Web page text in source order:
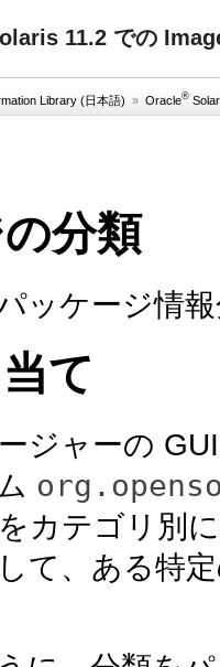
11.2 での
Library (日本語) » Oracle®
分類
ッケージ情
て
ジャーの
カテゴリ別
て、ある特